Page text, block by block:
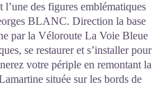
des figures emblématiques
BLANC. Direction la base
par la Véloroute La Voie Bleue
se restaurer et s’installer pour
votre périple en remontant la
située sur les bords de